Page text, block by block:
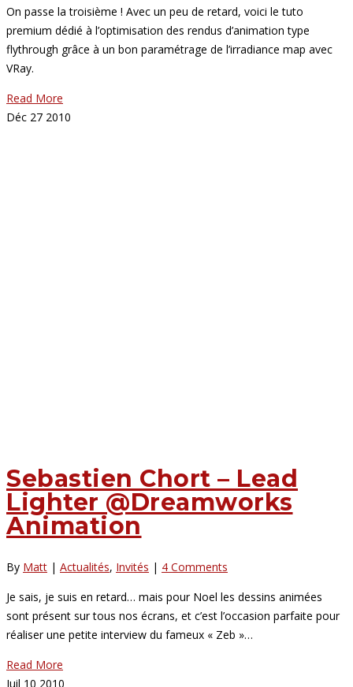
On passe la troisième ! Avec un peu de retard, voici le tuto
premium dédié à l’optimisation des rendus d’animation type
flythrough grâce à un bon paramétrage de l’irradiance map avec
VRay.
Read More
Déc 27 2010
Sebastien Chort – Lead
Lighter @Dreamworks
Animation
By Matt | Actualités, Invités | 4 Comments
Je sais, je suis en retard… mais pour Noel les dessins animées
sont présent sur tous nos écrans, et c’est l’occasion parfaite pour
réaliser une petite interview du fameux « Zeb »…
Read More
Juil 10 2010